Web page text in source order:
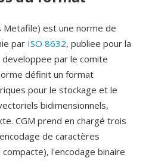
Metafile) est une norme de
par ISO 8632, publiee pour la
par le comite
définit un format
pour le stockage et le
bidimensionnels,
CGM prend en chargé trois
de caractères
l'encodage binaire